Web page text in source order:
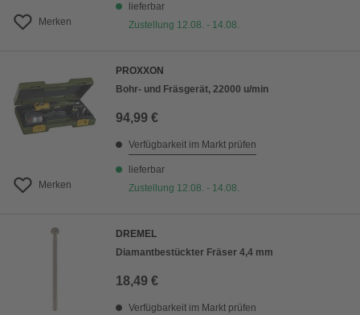
Merken
lieferbar
Zustellung 12.08. - 14.08.
Merken
PROXXON
Bohr- und Fräsgerät, 22000 u/min
94,99 €
Verfügbarkeit im Markt prüfen
lieferbar
Zustellung 12.08. - 14.08.
DREMEL
Diamantbestückter Fräser 4,4 mm
18,49 €
Verfügbarkeit im Markt prüfen